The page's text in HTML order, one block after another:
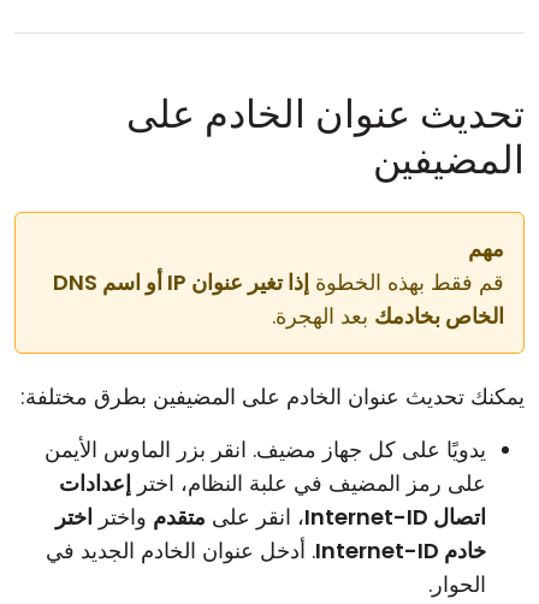
تحديث عنوان الخادم على
المضيفين
مهم
قم فقط بهذه الخطوة
إذا تغير عنوان IP أو اسم DNS
الخاص بخادمك بعد الهجرة.
يمكنك تحديث عنوان الخادم على المضيفين بطرق مختلفة:
يدويًا على كل جهاز مضيف. انقر بزر الماوس الأيمن
على رمز المضيف في علبة النظام، اختر إعدادات
اتصال Internet-ID
، انقر على متقدم واختر اختر
خادم Internet-ID
. أدخل عنوان الخادم الجديد في
الحوار.